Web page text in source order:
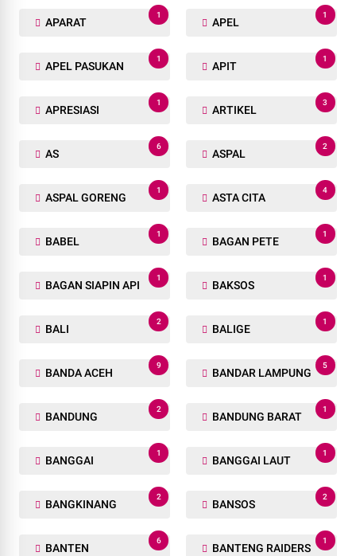
APARAT
1
APEL
1
APEL PASUKAN
1
APIT
1
APRESIASI
1
ARTIKEL
3
AS
6
ASPAL
2
ASPAL GORENG
1
ASTA CITA
4
BABEL
1
BAGAN PETE
1
BAGAN SIAPIN API
1
BAKSOS
1
BALI
2
BALIGE
1
BANDA ACEH
9
BANDAR LAMPUNG
5
BANDUNG
2
BANDUNG BARAT
1
BANGGAI
1
BANGGAI LAUT
1
BANGKINANG
2
BANSOS
2
BANTEN
6
BANTENG RAIDERS
1